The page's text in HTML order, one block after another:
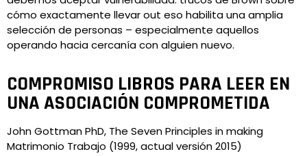
cómo exactamente llevar out eso habilita una amplia
selección de personas – especialmente aquellos
operando hacia cercanía con alguien nuevo.
COMPROMISO LIBROS PARA LEER EN
UNA ASOCIACIÓN COMPROMETIDA
John Gottman PhD, The Seven Principles in making
Matrimonio Trabajo (1999, actual versión 2015)